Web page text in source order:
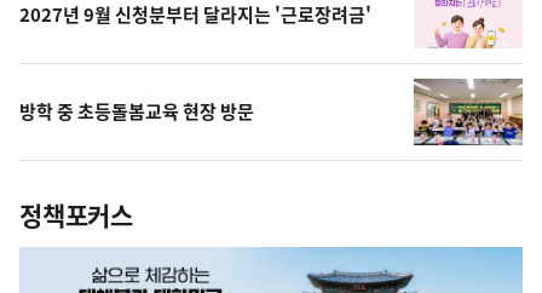
2027년 9월 신청분부터 달라지는 '근로장려금'
방학 중 초등돌봄교육 현장 방문
정책포커스